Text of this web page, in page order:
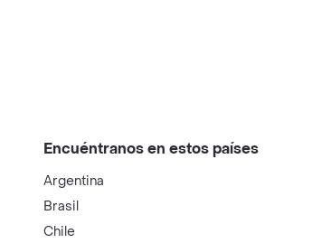
Encuéntranos en estos países
Argentina
Brasil
Chile